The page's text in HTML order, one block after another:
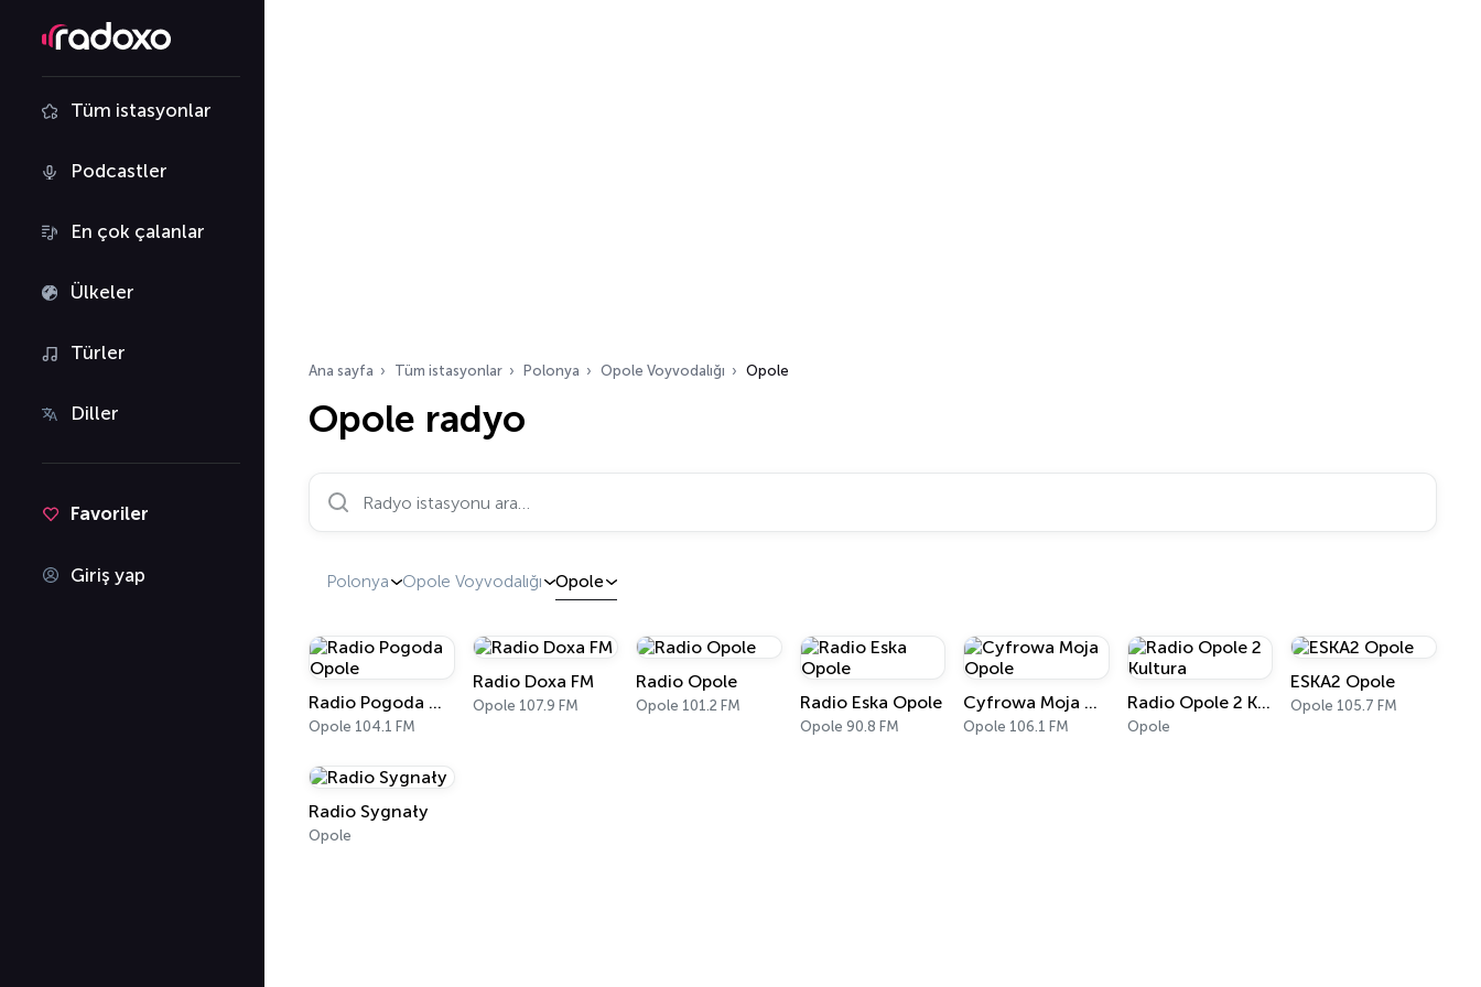
Tüm istasyonlar
Podcastler
En çok çalanlar
Ülkeler
Türler
Diller
Favoriler
Giriş yap
Ana sayfa Tüm istasyonlar Polonya Opole Voyvodalığı Opole
Opole radyo
Radyo istasyonu ara…
Polonya Opole Voyvodalığı Opole
Radio Pogoda Opole
Opole 104.1 FM
Radio Doxa FM
Opole 107.9 FM
Radio Opole
Opole 101.2 FM Radio Eska Opole
Opole 90.8 FM
Cyfrowa Moja Opole
Opole 106.1 FM
Radio Opole 2 Kultura
Opole
ESKA2 Opole
Opole 105.7 FM
Radio Sygnały
Opole